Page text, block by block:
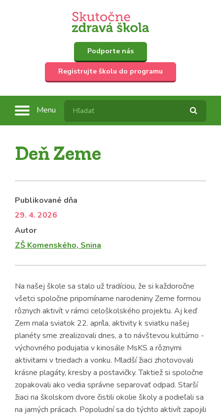
Podporte nás
Registrujte školu do programu
Menu
Deň Zeme
Publikované dňa
29. 4. 2026
Autor
ZŠ Komenského, Snina
Na našej škole sa stalo už tradíciou, že si každoročne
všetci spoločne pripomíname narodeniny Zeme formou
rôznych aktivít v rámci celoškolského projektu. Aj keď
Zem mala sviatok 22. apríla, aktivity k sviatku našej
planéty sme zrealizovali dnes, a to návštevou kultúrno -
výchovného podujatia v kinosále MsKS a rôznymi
aktivitami v triedach a vonku. Mladší žiaci zhotovovali
krásne plagáty, kresby a postavičky. Taktiež si spoločne
zopakovali ako vedia správne separovať odpad. Starší
žiaci na školskom dvore čistili okolie školy a podieľali sa
na jarných prácach. Popoludní sa do týchto aktivít zapojili